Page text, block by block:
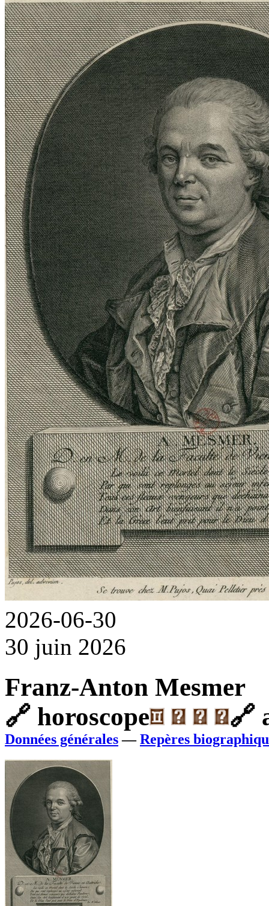
2026-06-30
30 juin 2026
Franz-Anton Mesmer
🔗 horoscope 🔗
Données générales—Repères